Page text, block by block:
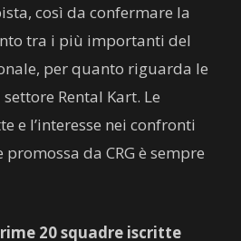
così da confermare la
tra i più importanti del
per quanto riguarda le
Rental Kart. Le
e l’interesse nei confronti
da CRG è sempre
20 squadre iscritte